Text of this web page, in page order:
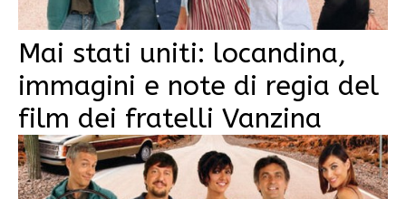
Mai stati uniti: locandina,
immagini e note di regia del
film dei fratelli Vanzina